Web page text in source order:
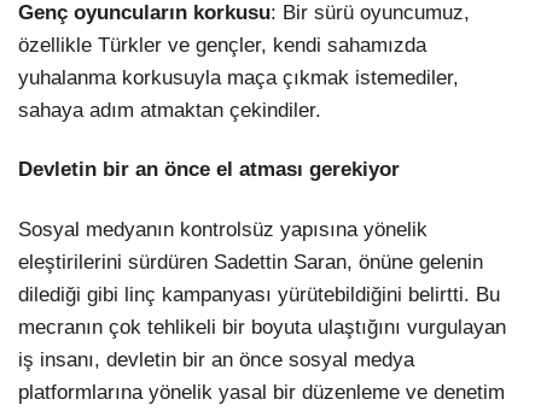
Genç oyuncuların korkusu: Bir sürü oyuncumuz,
özellikle Türkler ve gençler, kendi sahamızda
yuhalanma korkusuyla maça çıkmak istemediler,
sahaya adım atmaktan çekindiler.
Devletin bir an önce el atması gerekiyor
Sosyal medyanın kontrolsüz yapısına yönelik
eleştirilerini sürdüren Sadettin Saran, önüne gelenin
dilediği gibi linç kampanyası yürütebildiğini belirtti. Bu
mecranın çok tehlikeli bir boyuta ulaştığını vurgulayan
iş insanı, devletin bir an önce sosyal medya
platformlarına yönelik yasal bir düzenleme ve denetim